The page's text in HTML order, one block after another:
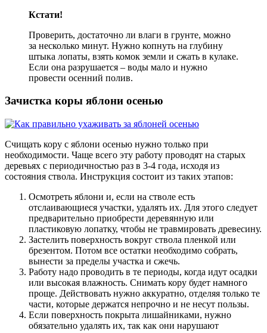
Кстати!
Проверить, достаточно ли влаги в грунте, можно
за несколько минут. Нужно копнуть на глубину
штыка лопаты, взять комок земли и сжать в кулаке.
Если она разрушается – воды мало и нужно
провести осенний полив.
Зачистка коры яблони осенью
Счищать кору с яблони осенью нужно только при
необходимости. Чаще всего эту работу проводят на старых
деревьях с периодичностью раз в 3-4 года, исходя из
состояния ствола. Инструкция состоит из таких этапов:
Осмотреть яблони и, если на стволе есть
отслаивающиеся участки, удалять их. Для этого следует
предварительно приобрести деревянную или
пластиковую лопатку, чтобы не травмировать древесину.
Застелить поверхность вокруг ствола пленкой или
брезентом. Потом все остатки необходимо собрать,
вынести за пределы участка и сжечь.
Работу надо проводить в те периоды, когда идут осадки
или высокая влажность. Снимать кору будет намного
проще. Действовать нужно аккуратно, отделяя только те
части, которые держатся непрочно и не несут пользы.
Если поверхность покрыта лишайниками, нужно
обязательно удалять их, так как они нарушают